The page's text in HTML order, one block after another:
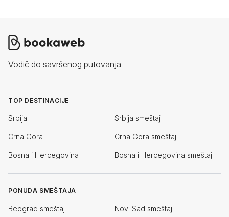
Vodič do savršenog putovanja
TOP DESTINACIJE
Srbija Srbija smeštaj
Crna Gora Crna Gora smeštaj
Bosna i Hercegovina Bosna i Hercegovina smeštaj
PONUDA SMEŠTAJA
Beograd smeštaj Novi Sad smeštaj